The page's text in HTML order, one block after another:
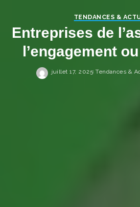
TENDANCES &
Entreprises de
l’engagement
juillet 17, 2025 Tendances &